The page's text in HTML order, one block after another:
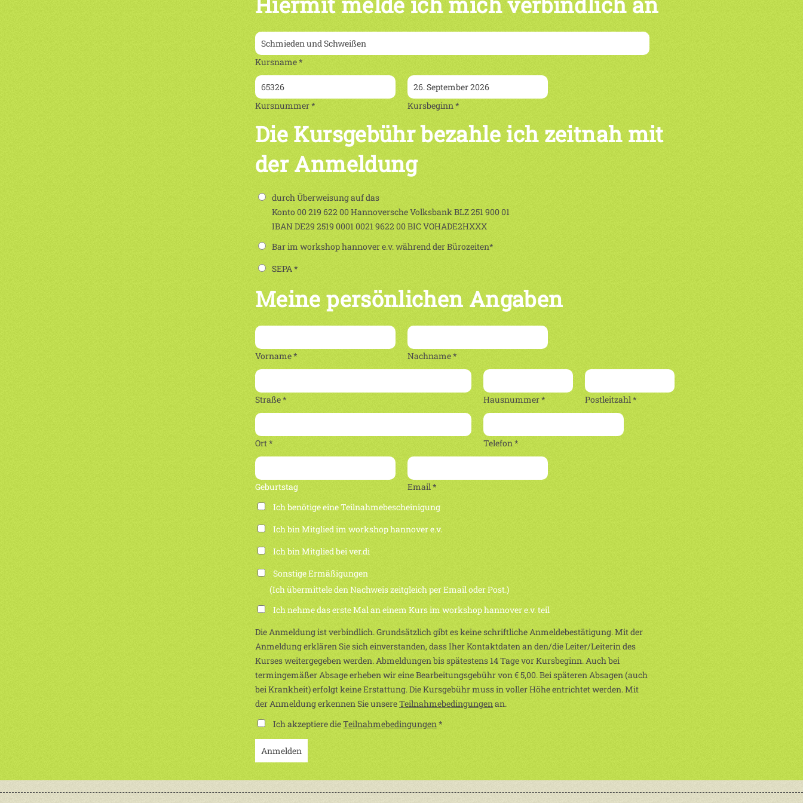
Kursname *
Kursnummer * Kursbeginn *
Die Kursgebühr bezahle ich zeitnah mit
der Anmeldung
durch Überweisung auf das
Konto 00 219 622 00 Hannoversche Volksbank BLZ 251 900 01
IBAN DE29 2519 0001 0021 9622 00 BIC VOHADE2HXXX
Bar im workshop hannover e.v. während der Bürozeiten*
SEPA *
Meine persönlichen Angaben
Vorname * Nachname *
Straße * Hausnummer * Postleitzahl *
Ort * Telefon *
Geburtstag
Email *
Ich benötige eine Teilnahmebescheinigung
Ich bin Mitglied im workshop hannover e.v.
Ich bin Mitglied bei ver.di
Sonstige Ermäßigungen
(Ich übermittele den Nachweis zeitgleich per Email oder Post.)
Ich nehme das erste Mal an einem Kurs im workshop hannover e.v. teil
Die Anmeldung ist verbindlich. Grundsätzlich gibt es keine schriftliche Anmeldebestätigung. Mit der
Anmeldung erklären Sie sich einverstanden, dass Iher Kontaktdaten an den/die Leiter/Leiterin des
Kurses weitergegeben werden. Abmeldungen bis spätestens 14 Tage vor Kursbeginn. Auch bei
termingemäßer Absage erheben wir eine Bearbeitungsgebühr von € 5,00. Bei späteren Absagen (auch
bei Krankheit) erfolgt keine Erstattung. Die Kursgebühr muss in voller Höhe entrichtet werden. Mit
der Anmeldung erkennen Sie unsereTeilnahmebedingungenan.
Ich akzeptiere dieTeilnahmebedingungen*
Anmelden